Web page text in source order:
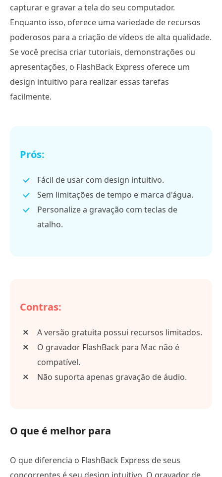
capturar e gravar a tela do seu computador.
Enquanto isso, oferece uma variedade de recursos
poderosos para a criação de vídeos de alta qualidade.
Se você precisa criar tutoriais, demonstrações ou
apresentações, o FlashBack Express oferece um
design intuitivo para realizar essas tarefas
facilmente.
Prós:
Fácil de usar com design intuitivo.
Sem limitações de tempo e marca d'água.
Personalize a gravação com teclas de
atalho.
Contras:
A versão gratuita possui recursos limitados.
O gravador FlashBack para Mac não é
compatível.
Não suporta apenas gravação de áudio.
O que é melhor para
O que diferencia o FlashBack Express de seus
concorrentes é seu design intuitivo. O gravador de